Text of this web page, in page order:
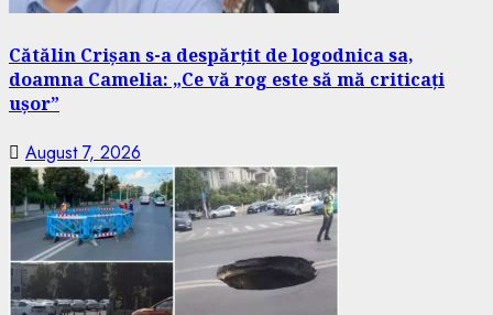
Cătălin Crișan s-a despărțit de logodnica sa,
doamna Camelia: „Ce vă rog este să mă criticați
ușor”
August 7, 2026